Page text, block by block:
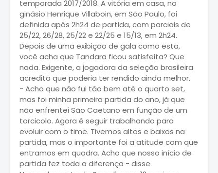
temporada 2017/2018. A vitória em casa, no
ginásio Henrique Villaboin, em São Paulo, foi
definida após 2h24 de partida, com parciais de
25/22, 26/28, 25/22 e 22/25 e 15/13, em 2h24.
Depois de uma exibição de gala como esta,
você acha que Tandara ficou satisfeita? Que
nada. Exigente, a jogadora da seleção brasileira
acredita que poderia ter rendido ainda melhor.
- Acho que não fui tão bem até o quarto set,
mas foi minha primeira partida do ano, já que
não enfrentei São Caetano em função de um
torcicolo. Agora é seguir trabalhando para
evoluir com o time. Tivemos altos e baixos na
partida, mas o importante foi a atitude com que
entramos em quadra. Acho que nosso início de
partida fez toda a diferença - disse.